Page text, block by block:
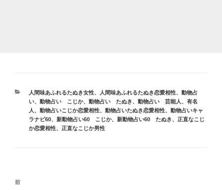
カ
テ
ゴ
リ
ー
人間味あふれるたぬき女性、 人間味あふれるたぬき恋愛相性、 動物占
い、 動物占い こじか、 動物占い たぬき 、 動物占い 芸能人、有名
人 、 動物占いこじか恋愛相性、 動物占いたぬき恋愛相性、 動物占いキャ
ラナビ60、 新動物占い60 こじか、 新動物占い60 たぬき 、
正直なこじ
か恋愛相性、 正直なこじか男性
投
前
前